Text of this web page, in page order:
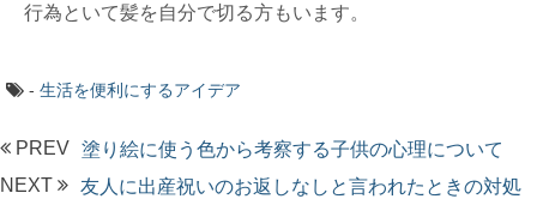
行為といて髪を自分で切る方もいます。
- 生活を便利にするアイデア
PREV 塗り絵に使う色から考察する子供の心理について
NEXT
友人に出産祝いのお返しなしと言われたときの対処